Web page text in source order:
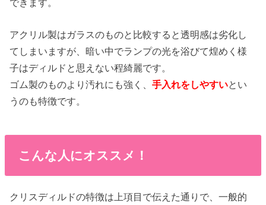
アクリル製はガラスのものと比較すると透明感は劣化し
てしまいますが、暗い中でランプの光を浴びて煌めく様
子はディルドと思えない程綺麗です。
ゴム製のものより汚れにも強く、手入れをしやすいとい
うのも特徴です。
こんな人にオススメ！
クリスディルドの特徴は上項目で伝えた通りで、一般的